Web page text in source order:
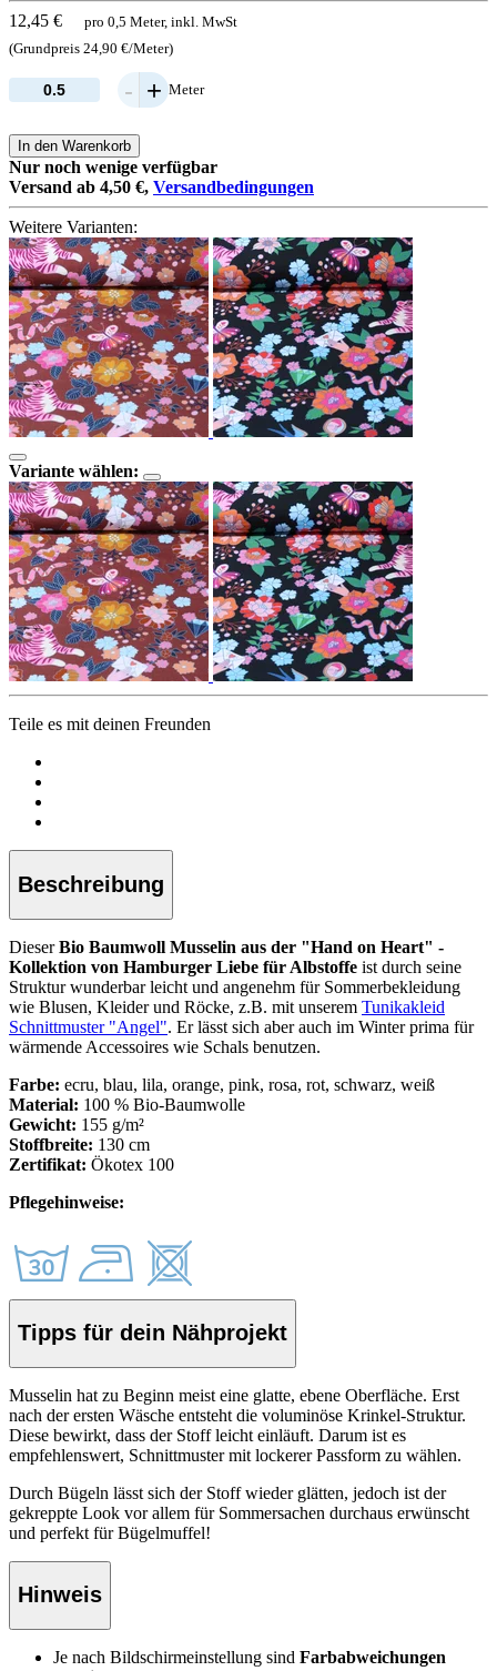
12,45 €
pro 0,5 Meter, inkl. MwSt
(Grundpreis 24,90 €/Meter)
- + Meter
In den Warenkorb
Nur noch wenige verfügbar
Versand ab 4,50 €, Versandbedingungen
Weitere Varianten:
Variante wählen:
Teile es mit deinen Freunden
Beschreibung
DieserBio Baumwoll Musselin aus der "Hand on Heart" -
Kollektion von Hamburger Liebe für Albstoffe ist durch seine
Struktur wunderbar leicht und angenehm für Sommerbekleidung
wie Blusen, Kleider und Röcke, z.B. mit unserem Tunikakleid
Schnittmuster "Angel". Er lässt sich aber auch im Winter prima für
wärmende Accessoires wie Schals benutzen.
Farbe: ecru, blau, lila, orange, pink, rosa, rot, schwarz, weiß
Material: 100 % Bio-Baumwolle
Gewicht: 155 g/m²
Stoffbreite: 130 cm
Zertifikat: Ökotex 100
Pflegehinweise:
Tipps für dein Nähprojekt
Musselin hat zu Beginn meist eine glatte, ebene Oberfläche. Erst
nach der ersten Wäsche entsteht die voluminöse Krinkel-Struktur.
Diese bewirkt, dass der Stoff leicht einläuft. Darum ist es
empfehlenswert, Schnittmuster mit lockerer Passform zu wählen.
Durch Bügeln lässt sich der Stoff wieder glätten, jedoch ist der
gekreppte Look vor allem für Sommersachen durchaus erwünscht
und perfekt für Bügelmuffel!
Hinweis
Je nach Bildschirmeinstellung sind Farbabweichungen